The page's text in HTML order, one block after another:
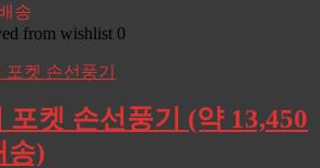
송
from wishlist 0
켓 손선풍기 (약 13,450
송)